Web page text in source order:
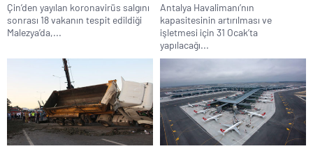
Çin’den yayılan koronavirüs salgını
sonrası 18 vakanın tespit edildiği
Malezya’da,...
Antalya Havalimanı’nın
kapasitesinin artırılması ve
işletmesi için 31 Ocak’ta
yapılacağı...